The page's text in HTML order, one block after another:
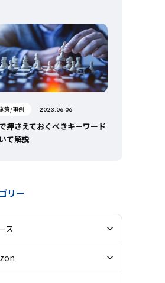
策/事例 2023.06.06
押さえておくべきキーワード
て解説
リー
ス